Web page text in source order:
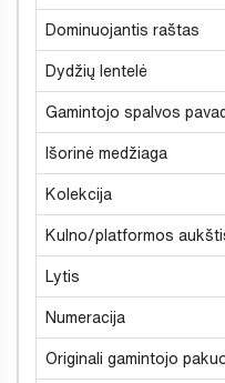
Dominuojantis raštas
Dydžių lentelė
Gamintojo spalvos
Išorinė medžiaga
Kolekcija
Kulno/platformos
Lytis
Numeracija
Originali gamintojo